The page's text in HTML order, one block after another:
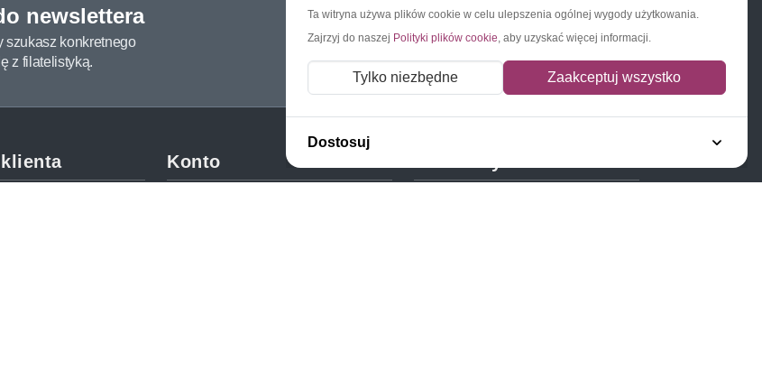
newslettera
szukasz konkretnego
z filatelistyką.
Napisz do nas Zapisz się do newslettera
klienta Konto
Ta witryna używa plików cookie w celu ulepszenia ogólnej wygody użytkowania.
Zajrzyj do naszej Polityki plików cookie, aby uzyskać więcej informacji.
Tylko niezbędne Zaakceptuj wszystko
Dostosuj